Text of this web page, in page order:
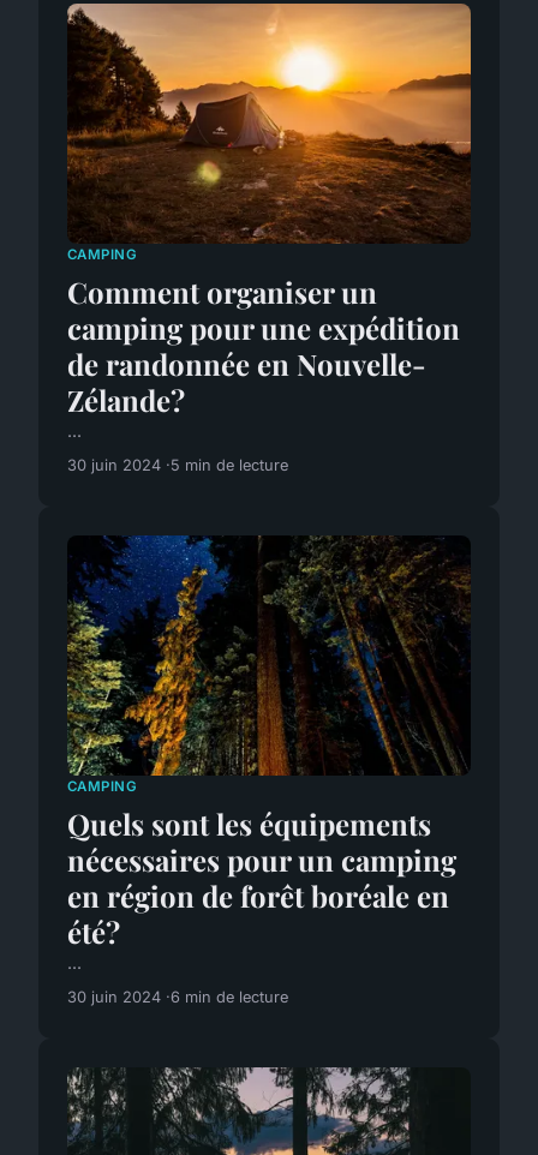
CAMPING
Comment organiser un
camping pour une expédition
de randonnée en Nouvelle-
Zélande?
...
30 juin 2024 5 min de lecture
CAMPING
Quels sont les équipements
nécessaires pour un camping
en région de forêt boréale en
été?
...
30 juin 2024 6 min de lecture